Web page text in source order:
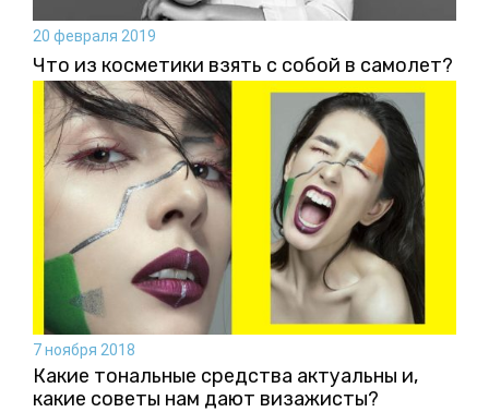
20 февраля 2019
Что из косметики взять с собой в самолет?
7 ноября 2018
Какие тональные средства актуальны и,
какие советы нам дают визажисты?